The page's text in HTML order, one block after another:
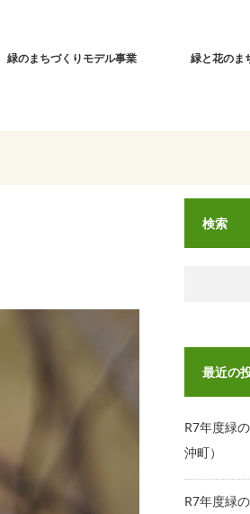
緑のまちづくりモデル事業 緑と花のま
検索
最近の
R7年度緑
沖町）
R7年度緑